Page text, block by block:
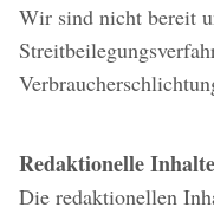
Wir sind nicht bereit
Redaktionelle Inhalte
Die redaktionellen